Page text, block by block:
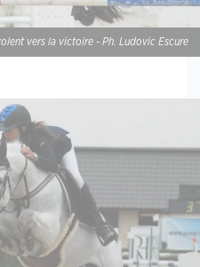
vers la victoire - Ph. Ludovic Escure